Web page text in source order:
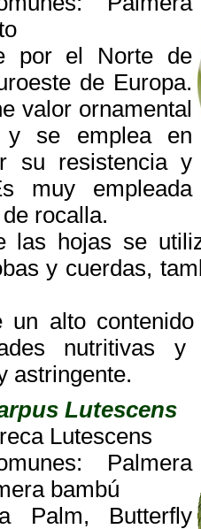
por el Norte de
de Europa.
valor ornamental
y se emplea en
su resistencia y
muy empleada
rocalla.
las hojas se
y cuerdas,
un alto
nutritivas
astringente.
Lutescens
Lutescens
Palmera
bambú
Palm, Butterfly